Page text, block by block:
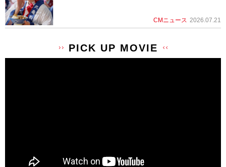
CMニュース 2026.07.21
PICK UP MOVIE